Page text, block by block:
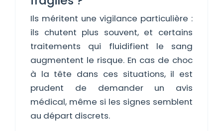
Ils méritent une vigilance particulière :
ils chutent plus souvent, et certains
traitements qui fluidifient le sang
augmentent le risque. En cas de choc
à la tête dans ces situations, il est
prudent de demander un avis
médical, même si les signes semblent
au départ discrets.